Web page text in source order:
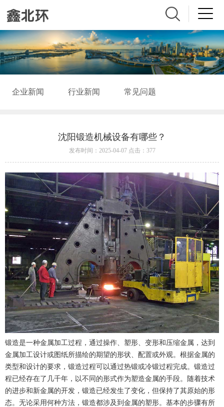
企业新闻 行业新闻 常见问题
沈阳锻造机械设备有哪些？
发布时间：2025-04-07 点击：377
锻造是一种金属加工过程，通过操作、塑形、变形和压缩金属，达到
金属加工设计或图纸所描绘的期望的形状、配置或外观。根据金属的
类型和设计的要求，锻造过程可以通过热锻或冷锻过程完成。锻造过
程已经存在了几千年，以不同的形式作为塑造金属的手段。随着技术
的进步和新金属的开发，锻造已经发生了变化，但保持了其原始的形
态。无论采用何种方法，锻造都涉及到金属的塑形。基本的步骤有所